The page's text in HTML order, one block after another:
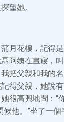
望她。
月花樓，記得
阿姨在晝寢，
把父親和我的
得父親，她說
很高興地問：“
他。”坐了一個